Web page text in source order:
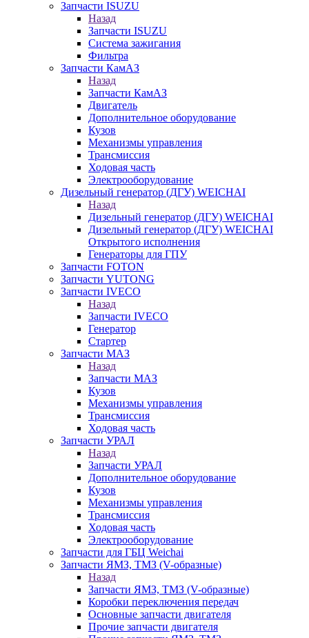
Запчасти ISUZU
Назад
Запчасти ISUZU
Система зажигания
Фильтра
Запчасти КамАЗ
Назад
Запчасти КамАЗ
Двигатель
Дополнительное оборудование
Кузов
Механизмы управления
Трансмиссия
Ходовая часть
Электрооборудование
Дизельный генератор (ДГУ) WEICHAI
Назад
Дизельный генератор (ДГУ) WEICHAI
Дизельный генератор (ДГУ) WEICHAI
Открытого исполнения
Генераторы для ГПУ
Запчасти FOTON
Запчасти YUTONG
Запчасти IVECO
Назад
Запчасти IVECO
Генератор
Стартер
Запчасти МАЗ
Назад
Запчасти МАЗ
Кузов
Механизмы управления
Трансмиссия
Ходовая часть
Запчасти УРАЛ
Назад
Запчасти УРАЛ
Дополнительное оборудование
Кузов
Механизмы управления
Трансмиссия
Ходовая часть
Электрооборудование
Запчасти для ГБЦ Weichai
Запчасти ЯМЗ, ТМЗ (V-образные)
Назад
Запчасти ЯМЗ, ТМЗ (V-образные)
Коробки переключения передач
Основные запчасти двигателя
Прочие запчасти двигателя